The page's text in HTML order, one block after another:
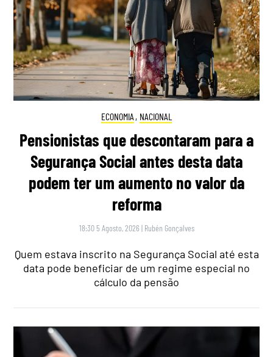
ECONOMIA , NACIONAL
Pensionistas que descontaram para a
Segurança Social antes desta data
podem ter um aumento no valor da
reforma
18:30 5 Agosto, 2026 | Rubén Gonçalves
Quem estava inscrito na Segurança Social até esta
data pode beneficiar de um regime especial no
cálculo da pensão